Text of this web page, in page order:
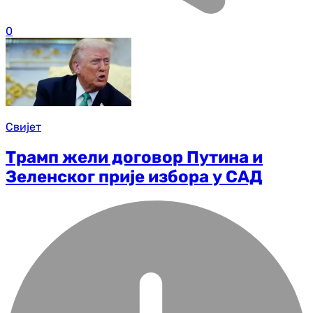
0
Свијет
Трамп жели договор Путина и
Зеленског прије избора у САД